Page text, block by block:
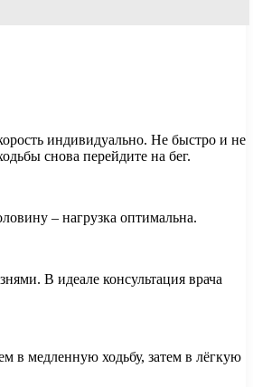
индивидуально. Не быстро и не
снова перейдите на бег.
– нагрузка оптимальна.
В идеале консультация врача
в медленную ходьбу, затем в лёгкую